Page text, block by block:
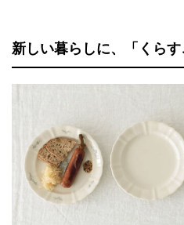
新しい暮らしに、「くらす